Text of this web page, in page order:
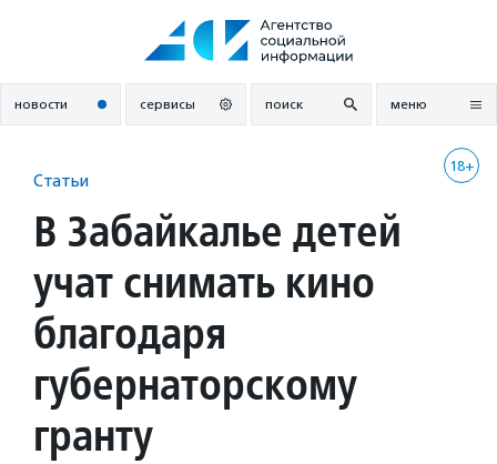
новости сервисы поиск меню
18+
Статьи
В Забайкалье детей
учат снимать кино
благодаря
губернаторскому
гранту